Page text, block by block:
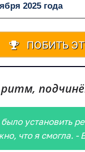
2025 года
ПОБИТЬ
установить
что я смогла. -